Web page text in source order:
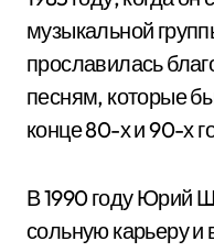
музыкальной
прославилась
песням, которые
конце 80-х и 90-х
В 1990 году Юрий
сольную карьеру